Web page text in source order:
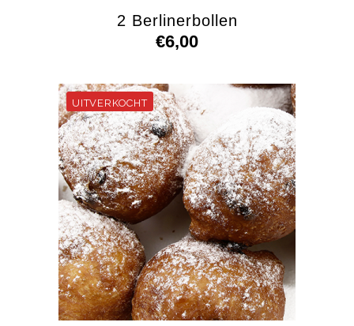
2 Berlinerbollen
€6,00